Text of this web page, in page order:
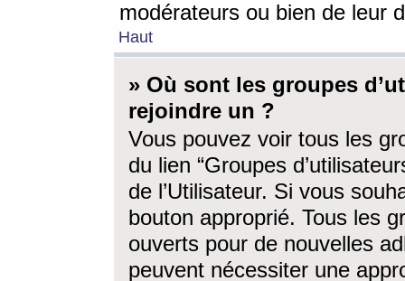
modérateurs ou bien de leur
Haut
» Où sont les groupes
rejoindre un ?
Vous pouvez voir tous les
du lien “Groupes
de l’Utilisateur. Si vous
bouton approprié. Tous les
ouverts pour de nouvelles
peuvent nécessiter une